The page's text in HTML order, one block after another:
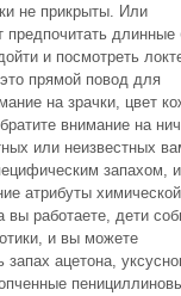
не прикрыты. Или
предпочитать длинные
и посмотреть
прямой повод для
на зрачки, цвет
внимание на
или неизвестных
запахом,
атрибуты химической
вы работаете, дети
и вы можете
ацетона,